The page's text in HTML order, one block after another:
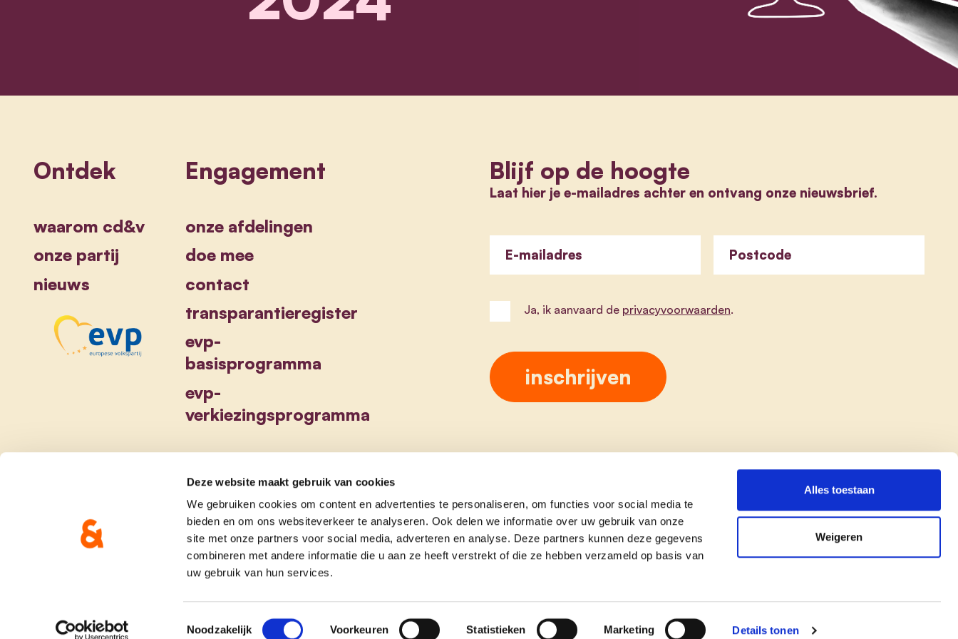
Deze website maakt gebruik van cookies
We gebruiken cookies om content en advertenties te personaliseren, om functies voor social media te
bieden en om ons websiteverkeer te analyseren. Ook delen we informatie over uw gebruik van onze
site met onze partners voor social media, adverteren en analyse. Deze partners kunnen deze gegevens
combineren met andere informatie die u aan ze heeft verstrekt of die ze hebben verzameld op basis van
uw gebruik van hun services.
Toestemmingsselectie
Noodzakelijk Voorkeuren Statistieken Marketing Details tonen
Alles toestaan
Weigeren
Ontdek
waarom cd&v
onze partij
nieuws
Engagement
onze afdelingen
doe mee
contact
transparantieregister
evp-
basisprogramma
evp-
verkiezingsprogramma
Blijf op de hoogte
Laat hier je e-mailadres achter en ontvang onze nieuwsbrief.
E-mailadres Postcode
Ja, ik aanvaard de privacyvoorwaarden.